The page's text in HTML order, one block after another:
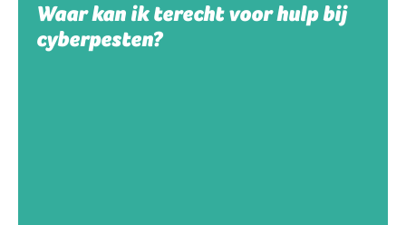
Waar kan ik terecht voor hulp bij
cyberpesten?